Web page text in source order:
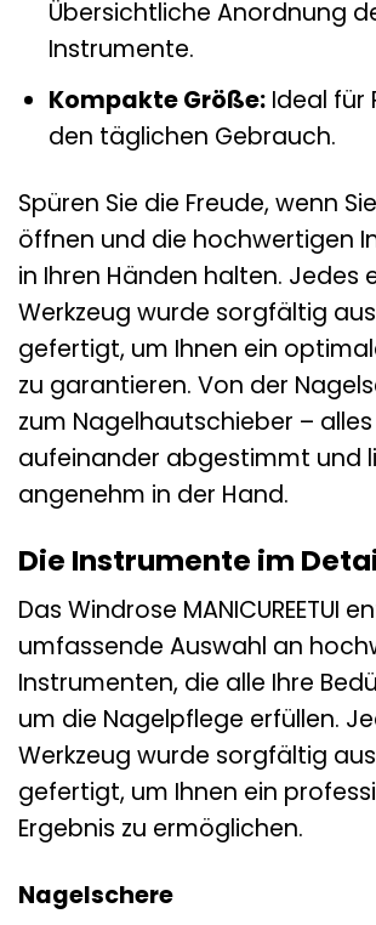
Übersichtliche Anordnung
Instrumente.
Kompakte Größe:Ideal für
den täglichen Gebrauch.
Spüren Sie die Freude, wenn
öffnen und die hochwertigen
in Ihren Händen halten. Jedes
Werkzeug wurde sorgfältig
gefertigt, um Ihnen ein
zu garantieren. Von der
zum Nagelhautschieber –
aufeinander abgestimmt und
angenehm in der Hand.
Die Instrumente im
Das Windrose MANICUREETUI
umfassende Auswahl an
Instrumenten, die alle Ihre
um die Nagelpflege erfüllen.
Werkzeug wurde sorgfältig
gefertigt, um Ihnen ein
Ergebnis zu ermöglichen.
Nagelschere